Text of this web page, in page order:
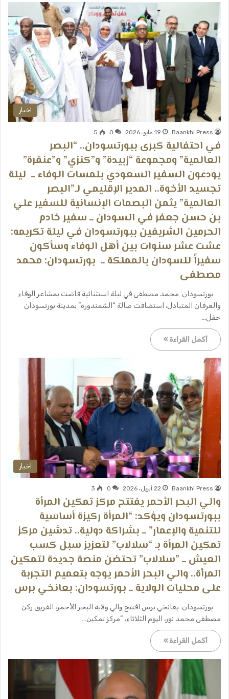
اخبار
Baankhi Press 19 مايو، 2026 0
5
في احتفالية كبرى ببورتسودان.. “البصر
العالمية” ومجموعة “زبيدة” و”كنزي” و”عنقرة”
يودعون السفير السعودي بلمسات الوفاء ــ ​ ليلة
تجسيد الأخوة.. المدير الإقليمي لـ”البصر
العالمية” يثمن البصمات الإنسانية للسفير علي
بن حسن جعفر في السودان ــ ​سفير خادم
الحرمين الشريفين ببورتسودان في ليلة تكريمه:
عشت عشر سنوات بين أهل الوفاء وسأكون
سفيراً للسودان بالمملكة ــ ​ ​بورتسودان: محمد
مصطفى
​ ​بورتسودان: محمد مصطفى ​في ليلة استثنائية فاضت بمشاعر الوفاء
والعرفان المتبادل، استضافت صالة “الشمندورة” بمدينة بورتسودان
حفل…
أكمل القراءة »
اخبار
Baankhi Press 22 أبريل، 2026 0
3
​والي البحر الأحمر يفتتح مركز تمكين المرأة
ببورتسودان ويؤكد: “المرأة ركيزة أساسية
للتنمية والإعمار” ــ ​بشراكة دولية.. تدشين مركز
تمكين المرأة بـ “سلالاب” لتعزيز سبل كسب
العيش ــ ​”سلالاب” تحتضن منصة جديدة لتمكين
المرأة.. والي البحر الأحمر يوجه بتعميم التجربة
على محليات الولاية ــ ​بورتسودان: بعانخي برس
​ ​بورتسودان: بعانخي برس ​افتتح والي ولاية البحر الأحمر، الفريق ركن
مصطفى محمد نور، اليوم الثلاثاء، “مركز تمكين…
أكمل القراءة »